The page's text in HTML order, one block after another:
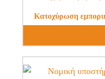
Κατοχύρωση